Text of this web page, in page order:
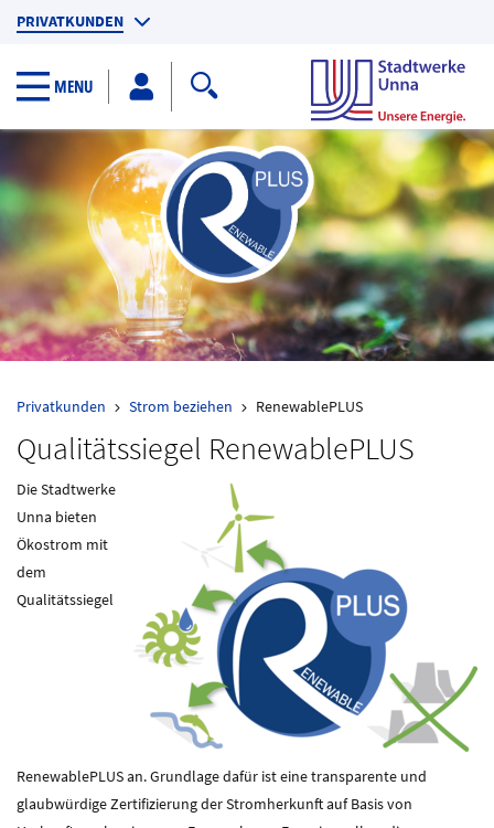
PRIVATKUNDEN
MENU KUNDENPORTALSearch toggler
Privatkunden Strom beziehen RenewablePLUS
Qualitätssiegel RenewablePLUS
Die Stadtwerke
Unna bieten
Ökostrom mit
dem
Qualitätssiegel
RenewablePLUS an. Grundlage dafür ist eine transparente und
glaubwürdige Zertifizierung der Stromherkunft auf Basis von